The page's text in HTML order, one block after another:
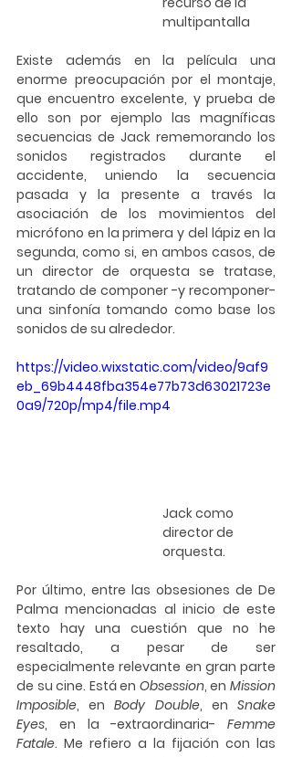
multipantalla
Existe además en la película una
enorme preocupación por el montaje,
que encuentro excelente, y prueba de
ello son por ejemplo las magníficas
secuencias de Jack rememorando los
sonidos registrados durante el
accidente, uniendo la secuencia
pasada y la presente a través la
asociación de los movimientos del
micrófono en la primera y del lápiz en la
segunda, como si, en ambos casos, de
un director de orquesta se tratase,
tratando de componer -y recomponer-
una sinfonía tomando como base los
sonidos de su alrededor.
https://video.wixstatic.com/video/9af9
eb_69b4448fba354e77b73d63021723e
0a9/720p/mp4/file.mp4
Jack como
director de
orquesta.
Por último, entre las obsesiones de De
Palma mencionadas al inicio de este
texto hay una cuestión que no he
resaltado, a pesar de ser
especialmente relevante en gran parte
de su cine. Está en Obsession, en Mission
Imposible, en Body Double, en Snake
Eyes, en la -extraordinaria- Femme
Fatale. Me refiero a la fijación con las